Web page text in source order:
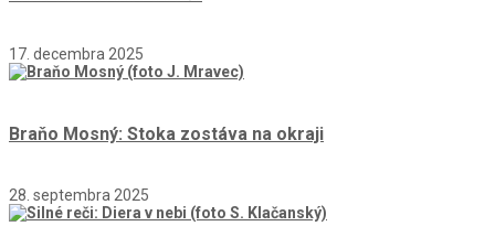
17. decembra 2025
Braňo Mosný: Stoka zostáva na okraji
28. septembra 2025